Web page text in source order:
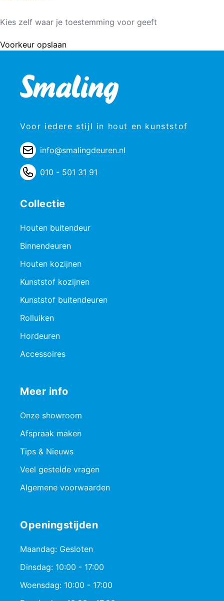
Kies zelf waar je toestemming voor geeft
Voorkeur opslaan
Voor iedere stijl in hout en kunststof
info@smalingdeuren.nl
010 - 501 31 91
Collectie
Houten buitendeur
Binnendeuren
Houten kozijnen
Kunststof kozijnen
Kunststof buitendeuren
Rolluiken
Hordeuren
Accessoires
Meer info
Onze showroom
Afspraak maken
Tips & Nieuws
Veel gestelde vragen
Algemene voorwaarden
Openingstijden
Maandag: Gesloten
Dinsdag: 10:00 - 17:00
Woensdag: 10:00 - 17:00